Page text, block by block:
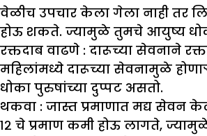
वेळीच उपचार केला गेला नाही तर
होऊ शकते. ज्यामुळे तुमचे आयुष्य
रक्तदाब वाढणे : दारूच्या सेवनाने
महिलांमध्ये दारूच्या सेवनामुळे
धोका पुरुषांच्या दुप्पट असतो.
थकवा : जास्त प्रमाणात मद्य सेवन
१२ चे प्रमाण कमी होऊ लागते,